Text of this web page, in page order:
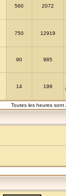
560 2072
750 12919
90 985
14 199
Toutes les heures sont